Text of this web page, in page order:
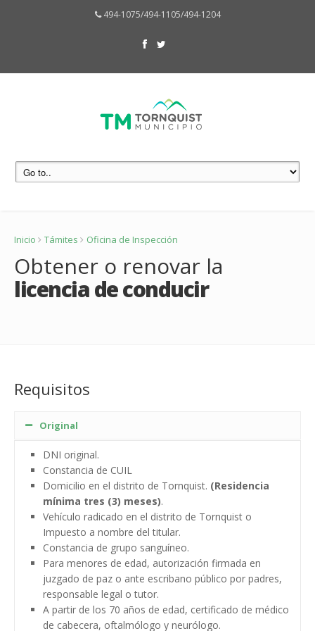
494-1075/494-1105/494-1204
Inicio Támites Oficina de Inspección
Obtener o renovar la
licencia de conducir
Requisitos
Original
DNI original.
Constancia de CUIL
Domicilio en el distrito de Tornquist. (Residencia
mínima tres (3) meses).
Vehículo radicado en el distrito de Tornquist o
Impuesto a nombre del titular.
Constancia de grupo sanguíneo.
Para menores de edad, autorización firmada en
juzgado de paz o ante escribano público por padres,
responsable legal o tutor.
A partir de los 70 años de edad, certificado de médico
de cabecera, oftalmólogo y neurólogo.